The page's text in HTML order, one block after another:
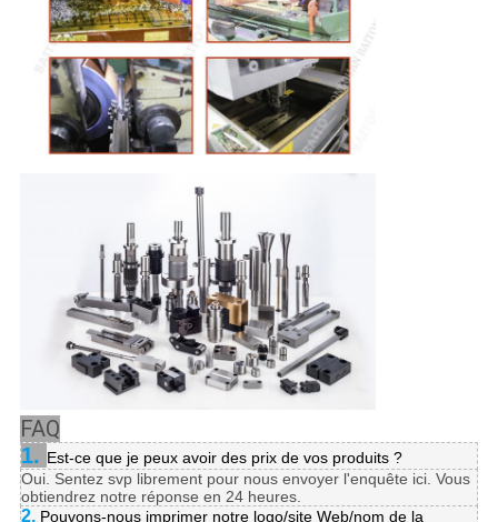
FAQ
1. Est-ce que je peux avoir des prix de vos produits ?
Oui. Sentez svp librement pour nous envoyer l'enquête ici. Vous
obtiendrez notre réponse en 24 heures.
2. Pouvons-nous imprimer notre logo/site Web/nom de la